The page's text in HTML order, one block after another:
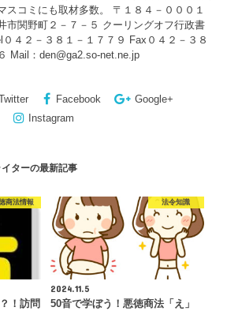
スコミにも取材多数。 〒１８４－０００１
市関野町２－７－５ クーリングオフ行政書
０４２－３８１－１７７９ Fax０４２－３８
Mail：den@ga2.so-net.ne.jp
Facebook
Google+
Instagram
イターの最新記事
商法情報
！訪問
法令知識
2024.11.5
50音で学ぼう！悪徳商法「え」